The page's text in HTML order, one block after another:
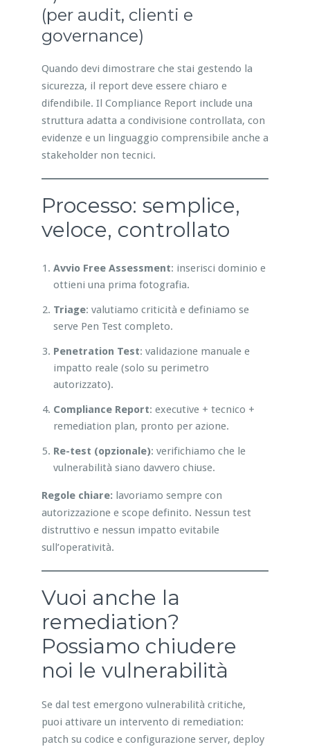
(per audit, clienti e
governance)
Quando devi dimostrare che stai gestendo la
sicurezza, il report deve essere chiaro e
difendibile. Il Compliance Report include una
struttura adatta a condivisione controllata, con
evidenze e un linguaggio comprensibile anche a
stakeholder non tecnici.
Processo: semplice,
veloce, controllato
Avvio Free Assessment: inserisci dominio e
ottieni una prima fotografia.
Triage: valutiamo criticità e definiamo se
serve Pen Test completo.
Penetration Test: validazione manuale e
impatto reale (solo su perimetro
autorizzato).
Compliance Report: executive + tecnico +
remediation plan, pronto per azione.
Re-test (opzionale): verifichiamo che le
vulnerabilità siano davvero chiuse.
Regole chiare: lavoriamo sempre con
autorizzazione e scope definito. Nessun test
distruttivo e nessun impatto evitabile
sull’operatività.
Vuoi anche la
remediation?
Possiamo chiudere
noi le vulnerabilità
Se dal test emergono vulnerabilità critiche,
puoi attivare un intervento di remediation:
patch su codice e configurazione server, deploy